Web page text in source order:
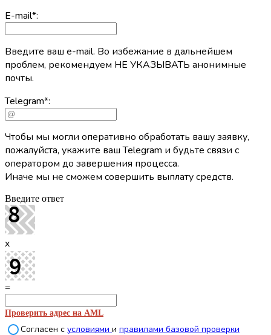
E-mail*:
Введите ваш e-mail. Во избежание в дальнейшем
проблем, рекомендуем НЕ УКАЗЫВАТЬ анонимные
почты.
Telegram*:
Чтобы мы могли оперативно обработать вашу заявку,
пожалуйста, укажите ваш Telegram и будьте связи с
оператором до завершения процесса.
Иначе мы не сможем совершить выплату средств.
Введите ответ
x
=
Проверить адрес на AML
Согласен с условиями и правилами базовой проверки